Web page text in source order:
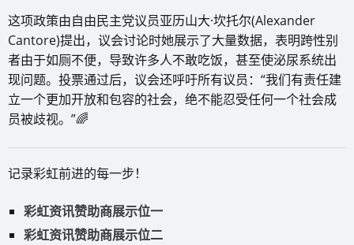
这项政策由自由民主党议员亚历山大·坎托尔(Alexander
Cantore)提出，议会讨论时她展示了大量数据，表明跨性别
者由于如厕不便，导致许多人不敢吃饭，甚至使泌尿系统出
现问题。投票通过后，议会还呼吁所有议员：“我们有责任建
立一个更加开放和包容的社会，绝不能忍受任何一个社会成
员被歧视。”🌈
记录彩虹前进的每一步！
彩虹资讯赞助商展示位一
彩虹资讯赞助商展示位二